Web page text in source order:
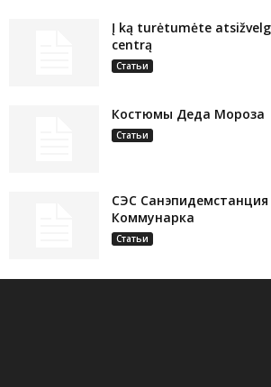
Į ką turėtumėte
centrą
Статьи
Костюмы Деда Мороза
Статьи
СЭС Санэпидемстанция
Коммунарка
Статьи